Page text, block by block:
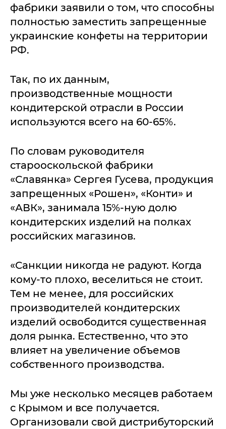
фабрики заявили о том, что способны
полностью заместить запрещенные
украинские конфеты на территории
РФ.
Так, по их данным,
производственные мощности
кондитерской отрасли в России
используются всего на 60-65%.
По словам руководителя
старооскольской фабрики
«Славянка» Сергея Гусева, продукция
запрещенных «Рошен», «Конти» и
«АВК», занимала 15%-ную долю
кондитерских изделий на полках
российских магазинов.
«Cанкции никогда не радуют. Когда
кому-то плохо, веселиться не стоит.
Тем не менее, для российских
производителей кондитерских
изделий освободится существенная
доля рынка. Естественно, что это
влияет на увеличение объемов
собственного производства.
Мы уже несколько месяцев работаем
с Крымом и все получается.
Организовали свой дистрибуторский